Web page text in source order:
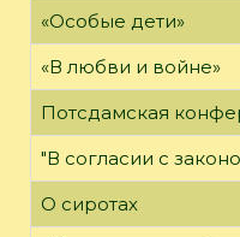
«Особые дети»
«В любви и войне»
Потсдамская
"В согласии с
О сиротах